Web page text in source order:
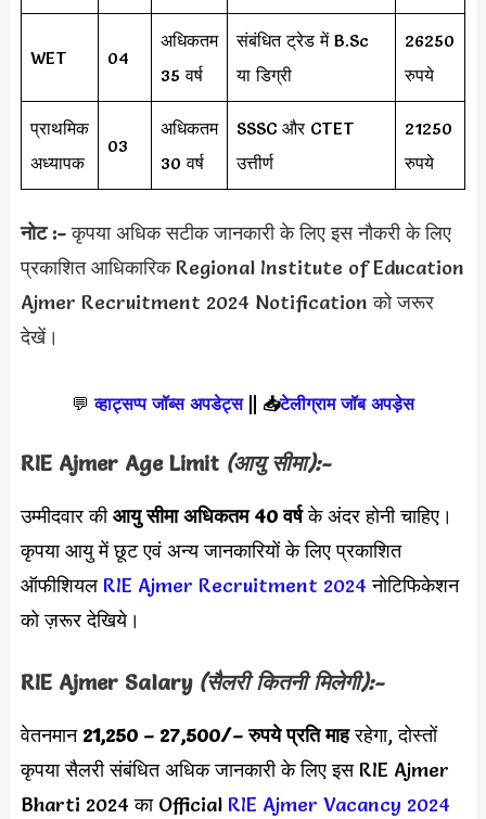
WET 04
अधिकतम
35 वर्ष
संबंधित ट्रेड में B.Sc
या डिग्री
26250
रुपये
प्राथमिक
अध्यापक
03
अधिकतम
30 वर्ष
SSSC और CTET
उत्तीर्ण
21250
रुपये
नोट :-कृपया अधिक सटीक जानकारी के लिए इस नौकरी के लिए
प्रकाशित आधिकारिक Regional Institute of Education
Ajmer Recruitment 2024 Notification को जरूर
देखें।
💬 व्हाट्सप्प जॉब्स अपडेट्स|| 📥टेलीग्राम जॉब अपड़ेस
RIE Ajmer Age Limit (आयु सीमा):-
उम्मीदवार कीआयु सीमा अधिकतम 40 वर्षके अंदर होनी चाहिए।
कृपया आयु में छूट एवं अन्य जानकारियों के लिए प्रकाशित
ऑफीशियल RIE Ajmer Recruitment 2024 नोटिफिकेशन
को ज़रूर देखिये।
RIE Ajmer Salary (सैलरी कितनी मिलेगी):-
वेतनमान 21,250 – 27,500/– रुपये प्रति माहरहेगा, दोस्तों
कृपया सैलरी संबंधित अधिक जानकारी के लिए इस RIE Ajmer
Bharti 2024 का Official RIE Ajmer Vacancy 2024